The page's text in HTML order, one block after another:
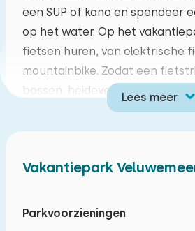
een SUP of kano en spendeer
op het water. Op het
fietsen huren, van elektrische
mountainbike. Zodat een
bossen, heidevelden en
Veluwe rijk is mogelijk is. Kom
vol nieuwe avonturen tot rust
vakantiepark. Dit gezellige
diverse vakantie.
Lees meer
10 11 12 13
17 18 19 20
Vakantiepark
Parkvoorzieningen